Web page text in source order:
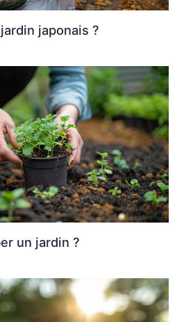
japonais ?
un jardin ?